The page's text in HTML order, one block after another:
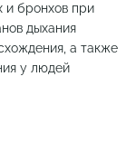
и бронхов при
дыхания
а также
у людей